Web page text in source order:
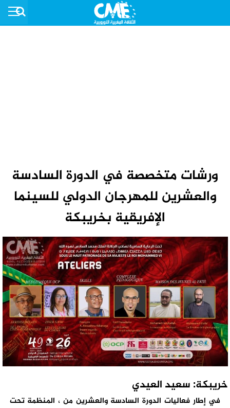
ورشات متخصصة في الدورة السادسة
والعشرين للمهرجان الدولي للسينما
الإفريقية بخريبكة
خريبكة: سعيد العيدي
في إطار فعاليات الدورة السادسة والعشرين من ، المنظمة تحت